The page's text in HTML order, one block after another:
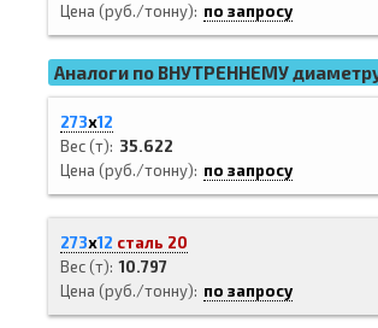
Цена (руб./тонну)
по запросу
Аналоги по ВНУТРЕННЕМУ
273х12
Вес (т)
35.622
Цена (руб./тонну)
по запросу
273х12 сталь 20
Вес (т) 10.797
Цена (руб./тонну)
по запросу